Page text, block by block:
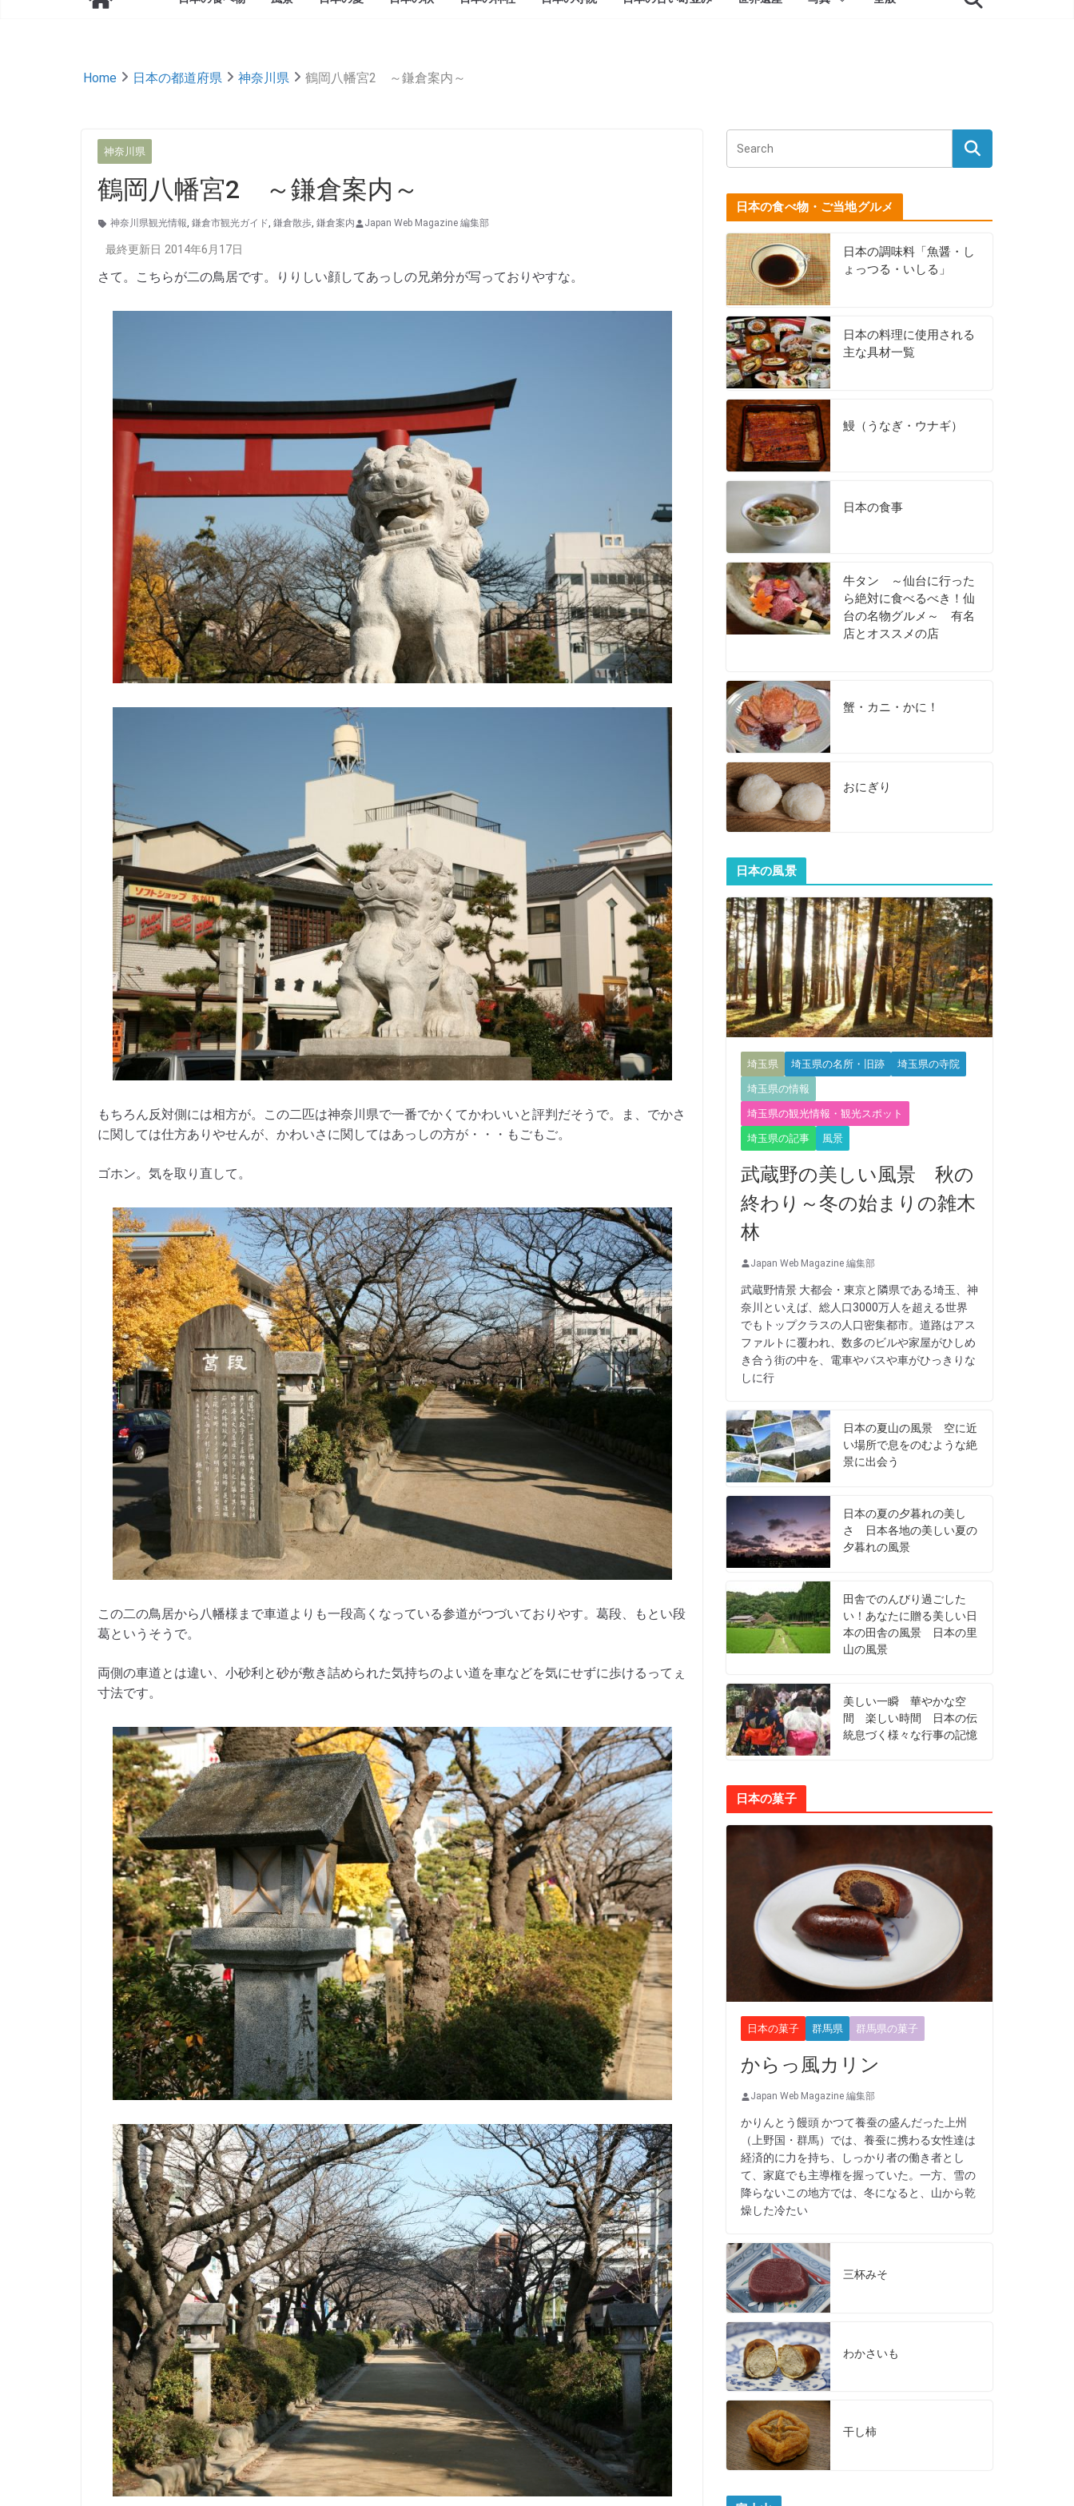
Home 日本の都道府県 神奈川県 鶴岡八幡宮2 ～鎌倉案内～
神奈川県
鶴岡八幡宮2 ～鎌倉案内～
神奈川県観光情報, 鎌倉市観光ガイド, 鎌倉散歩, 鎌倉案内 Japan Web Magazine 編集部
最終更新日 2014年6月17日
さて。こちらが二の鳥居です。りりしい顔してあっしの兄弟分が写っておりやすな。
もちろん反対側には相方が。この二匹は神奈川県で一番でかくてかわいいと評判だそうで。ま、でかさ
に関しては仕方ありやせんが、かわいさに関してはあっしの方が・・・もごもご。
ゴホン。気を取り直して。
この二の鳥居から八幡様まで車道よりも一段高くなっている参道がつづいておりやす。葛段、もとい段
葛というそうで。
両側の車道とは違い、小砂利と砂が敷き詰められた気持ちのよい道を車などを気にせずに歩けるってぇ
寸法です。
日本の食べ物・ご当地グルメ
日本の調味料「魚醤・し
ょっつる・いしる」
日本の料理に使用される
主な具材一覧
鰻（うなぎ・ウナギ）
日本の食事
牛タン ～仙台に行った
ら絶対に食べるべき！仙
台の名物グルメ～ 有名
店とオススメの店
蟹・カニ・かに！
おにぎり
日本の風景
埼玉県 埼玉県の名所・旧跡 埼玉県の寺院
埼玉県の情報
埼玉県の観光情報・観光スポット
埼玉県の記事 風景
武蔵野の美しい風景 秋の
終わり～冬の始まりの雑木
林
Japan Web Magazine 編集部
武蔵野情景 大都会・東京と隣県である埼玉、神
奈川といえば、総人口3000万人を超える世界
でもトップクラスの人口密集都市。道路はアス
ファルトに覆われ、数多のビルや家屋がひしめ
き合う街の中を、電車やバスや車がひっきりな
しに行
日本の夏山の風景 空に近
い場所で息をのむような絶
景に出会う
日本の夏の夕暮れの美し
さ 日本各地の美しい夏の
夕暮れの風景
田舎でのんびり過ごした
い！あなたに贈る美しい日
本の田舎の風景 日本の里
山の風景
美しい一瞬 華やかな空
間 楽しい時間 日本の伝
統息づく様々な行事の記憶
日本の菓子
日本の菓子 群馬県 群馬県の菓子
からっ風カリン
Japan Web Magazine 編集部
かりんとう饅頭 かつて養蚕の盛んだった上州
（上野国・群馬）では、養蚕に携わる女性達は
経済的に力を持ち、しっかり者の働き者とし
て、家庭でも主導権を握っていた。一方、雪の
降らないこの地方では、冬になると、山から乾
燥した冷たい
三杯みそ
わかさいも
干し柿